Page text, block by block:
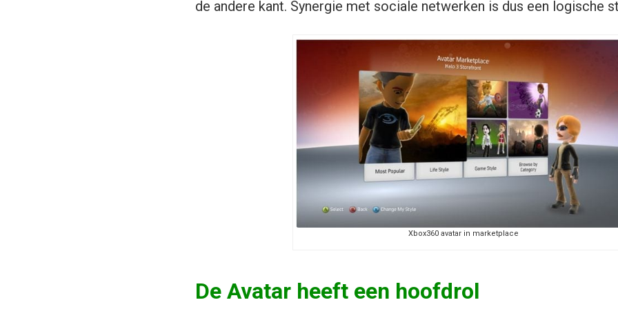
de andere kant. Synergie met sociale netwerken is dus een logische
Xbox360 avatar in marketplace
De Avatar heeft een hoofdrol